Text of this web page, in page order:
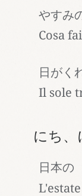
やすみ
Cosa
日がく
Il sole
にち、
日本の